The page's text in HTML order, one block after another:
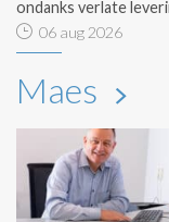
ondanks verlate
06 aug 2026
Maes